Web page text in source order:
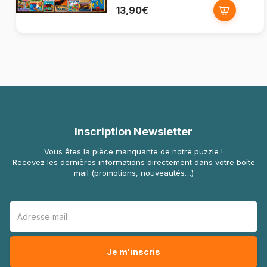
13,90€
Inscription Newsletter
Vous êtes la pièce manquante de notre puzzle !
Recevez les dernières informations directement dans votre boîte
mail (promotions, nouveautés…)